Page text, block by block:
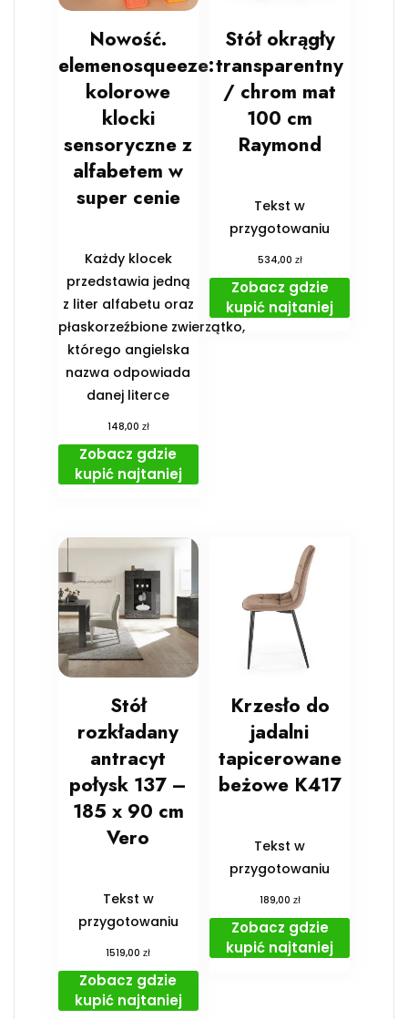
Nowość.
elemenosqueeze:
kolorowe
klocki
sensoryczne z
alfabetem w
super cenie
Każdy klocek
przedstawia jedną
z liter alfabetu oraz
płaskorzeźbione zwierzątko,
którego angielska
nazwa odpowiada
danej literce
148,00 zł
Zobacz gdzie
kupić najtaniej
Stół okrągły
transparentny
/ chrom mat
100 cm
Raymond
Tekst w
przygotowaniu
534,00 zł
Zobacz gdzie
kupić najtaniej
Stół
rozkładany
antracyt
połysk 137 –
185 x 90 cm
Vero
Tekst w
przygotowaniu
1519,00zł
Zobacz gdzie
kupić najtaniej
Krzesło do
jadalni
tapicerowane
beżowe K417
Tekst w
przygotowaniu
189,00 zł
Zobacz gdzie
kupić najtaniej